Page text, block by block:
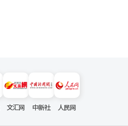
文汇网 中新社 人民网